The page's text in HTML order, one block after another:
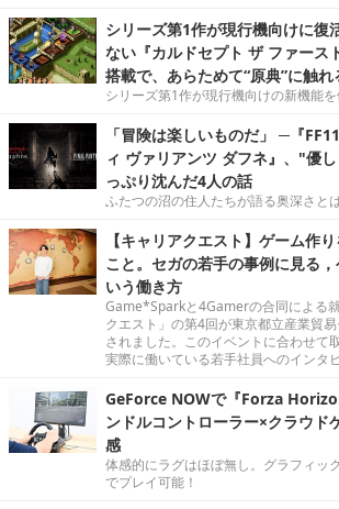
シリーズ第1作が現行機向けに復
ない『カルドセプト ザ ファース
搭載で、あらためて“原典”に触れ
シリーズ第1作が現行機向けの新機能を
「冒険は楽しいものだ」 ─『
ィ ヴァリアンツ ダフネ』、"優
っぷり沈んだ4人の話
ふたつの沼の住人たちが語る奥深さとは
【キャリアクエスト】ゲーム作
こと。セガの若手の事例に見る
いう働き方
Game*Sparkと4Gamerの合同による
クエスト」の第4回が東京都立産業貿
されました。このイベントに合わせて
実際に働いている若手社員へのインタ
GeForce NOWで『Forza
ンドルコントローラー×クラウド
感
体感的にラグはほぼ無し。グラフィッ
でプレイ可能！